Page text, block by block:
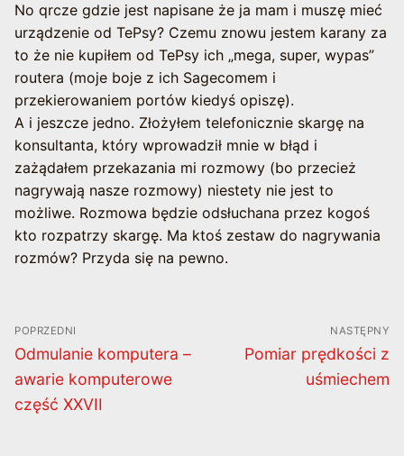
No qrcze gdzie jest napisane że ja mam i muszę mieć
urządzenie od TePsy? Czemu znowu jestem karany za
to że nie kupiłem od TePsy ich „mega, super, wypas”
routera (moje boje z ich Sagecomem i
przekierowaniem portów kiedyś opiszę).
A i jeszcze jedno. Złożyłem telefonicznie skargę na
konsultanta, który wprowadził mnie w błąd i
zażądałem przekazania mi rozmowy (bo przecież
nagrywają nasze rozmowy) niestety nie jest to
możliwe. Rozmowa będzie odsłuchana przez kogoś
kto rozpatrzy skargę. Ma ktoś zestaw do nagrywania
rozmów? Przyda się na pewno.
Nawigacja
wpisu
POPRZEDNI
Poprzedni
wpis:
Odmulanie komputera –
awarie komputerowe
część XXVII
NASTĘPNY
Następny
Pomiar prędkości z
uśmiechem